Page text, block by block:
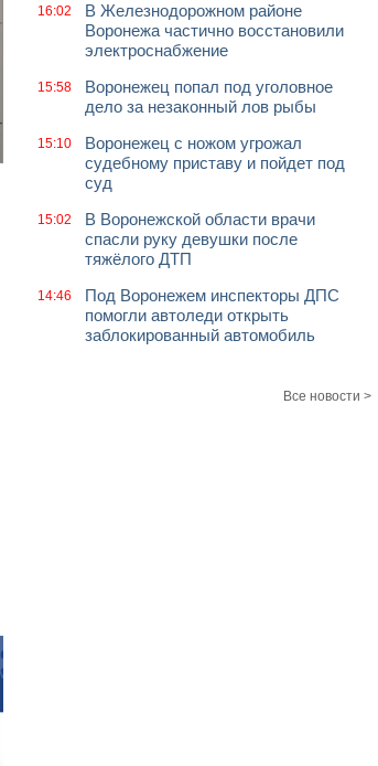
16:02
В Железнодорожном районе
Воронежа частично восстановили
электроснабжение
15:58
Воронежец попал под уголовное
дело за незаконный лов рыбы
15:10
Воронежец с ножом угрожал
судебному приставу и пойдет под
суд
15:02
В Воронежской области врачи
спасли руку девушки после
тяжёлого ДТП
14:46
Под Воронежем инспекторы ДПС
помогли автоледи открыть
заблокированный автомобиль
Все новости >